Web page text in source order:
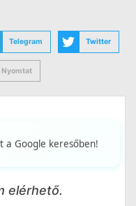
Telegram Twitter
Nyomtat
a Google keresőben!
elérhető.